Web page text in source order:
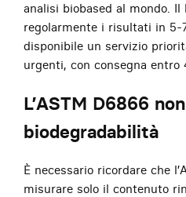
analisi biobased al mondo. Il
regolarmente i risultati in 5-
disponibile un servizio
urgenti, con consegna entro
L’ASTM D6866
biodegradabilità
È necessario ricordare che
misurare solo il contenuto